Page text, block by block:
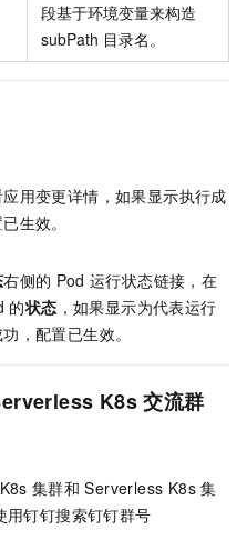
段基于环境变量来构造
subPath 目录名。
用变更详情，如果显示执行成
生效。
右侧的 Pod 运行状态链接，在
的状态 ，如果显示为代表运行
，配置已生效。
K8s 交流群
K8s 集群和 Serverless K8s 集
用钉钉搜索钉钉群号